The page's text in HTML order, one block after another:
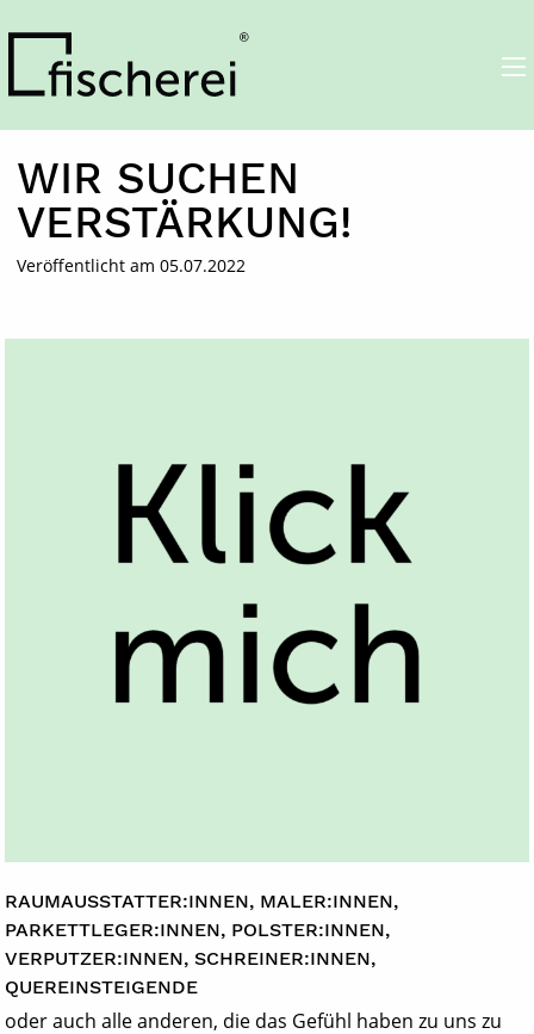
WIR SUCHEN
VERSTÄRKUNG!
Veröffentlicht am 05.07.2022
RAUMAUSSTATTER:INNEN, MALER:INNEN,
PARKETTLEGER:INNEN, POLSTER:INNEN,
VERPUTZER:INNEN, SCHREINER:INNEN,
QUEREINSTEIGENDE
oder auch alle anderen, die das Gefühl haben zu uns zu